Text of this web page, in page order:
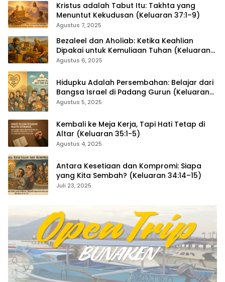
Kristus adalah Tabut Itu: Takhta yang
Menuntut Kekudusan (Keluaran 37:1–9)
Agustus 7, 2025
Bezaleel dan Aholiab: Ketika Keahlian
Dipakai untuk Kemuliaan Tuhan (Keluaran
36:1–7)
Agustus 6, 2025
Hidupku Adalah Persembahan: Belajar dari
Bangsa Israel di Padang Gurun (Keluaran
35:4–29)
Agustus 5, 2025
Kembali ke Meja Kerja, Tapi Hati Tetap di
Altar (Keluaran 35:1-5)
Agustus 4, 2025
Antara Kesetiaan dan Kompromi: Siapa
yang Kita Sembah? (Keluaran 34:14–15)
Juli 23, 2025